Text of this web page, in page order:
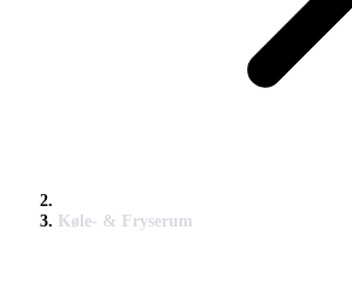
Køle- & Fryserum